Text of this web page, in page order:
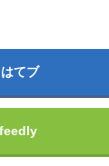
はてブ
feedly